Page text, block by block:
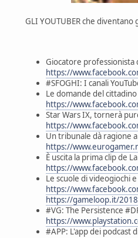
GLI YOUTUBER che
Giocatore professionista
https://
#SFOGHI: I canali
Le domande del cittadino
https://
Star Wars IX, tornerà
https://
Un tribunale dà ragione
https://
È uscita la prima clip de
https://
Le scuole di videogiochi
https://
https://gameloop.it/
#VG: The Persistence
https://
#APP: L'app dei podcast